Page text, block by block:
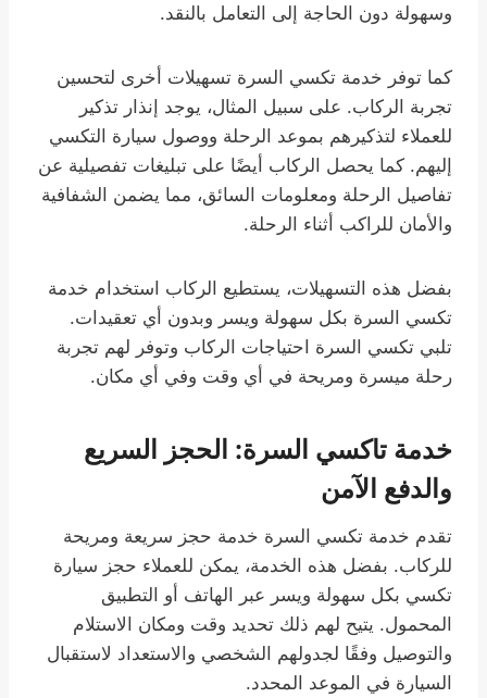
وسهولة دون الحاجة إلى التعامل بالنقد.
كما توفر خدمة تكسي السرة تسهيلات أخرى لتحسين
تجربة الركاب. على سبيل المثال، يوجد إنذار تذكير
للعملاء لتذكيرهم بموعد الرحلة ووصول سيارة التكسي
إليهم. كما يحصل الركاب أيضًا على تبليغات تفصيلية عن
تفاصيل الرحلة ومعلومات السائق، مما يضمن الشفافية
والأمان للراكب أثناء الرحلة.
بفضل هذه التسهيلات، يستطيع الركاب استخدام خدمة
تكسي السرة بكل سهولة ويسر وبدون أي تعقيدات.
تلبي تكسي السرة احتياجات الركاب وتوفر لهم تجربة
رحلة ميسرة ومريحة في أي وقت وفي أي مكان.
خدمة تاكسي السرة: الحجز السريع
والدفع الآمن
تقدم خدمة تكسي السرة خدمة حجز سريعة ومريحة
للركاب. بفضل هذه الخدمة، يمكن للعملاء حجز سيارة
تكسي بكل سهولة ويسر عبر الهاتف أو التطبيق
المحمول. يتيح لهم ذلك تحديد وقت ومكان الاستلام
والتوصيل وفقًا لجدولهم الشخصي والاستعداد لاستقبال
السيارة في الموعد المحدد.